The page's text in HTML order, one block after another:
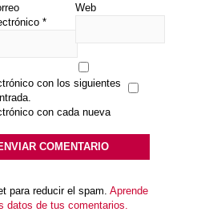
*
Web
con los siguientes
con cada nueva
para reducir el spam. Aprende
datos de tus comentarios.